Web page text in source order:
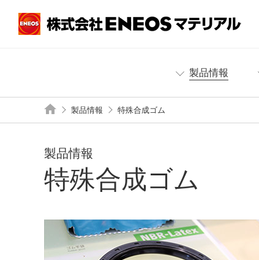
製品情報
製品情報 特殊合成ゴム
製品情報
特殊合成ゴム